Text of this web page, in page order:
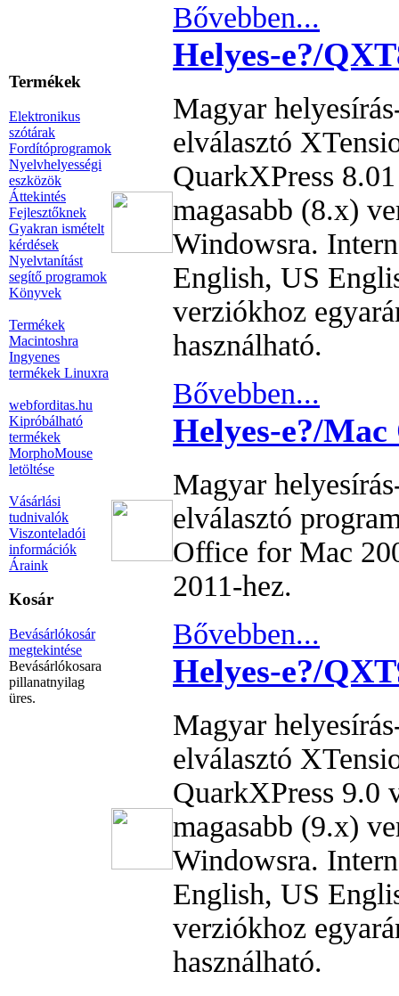
Termékek
Elektronikus
szótárak
Fordítóprogramok
Nyelvhelyességi
eszközök
Áttekintés
Fejlesztőknek
Gyakran ismételt
kérdések
Nyelvtanítást
segítő programok
Könyvek
Termékek
Macintoshra
Ingyenes
termékek Linuxra
webforditas.hu
Kipróbálható
termékek
MorphoMouse
letöltése
Vásárlási
tudnivalók
Viszonteladói
információk
Áraink
Kosár
Bevásárlókosár
megtekintése
Bevásárlókosara
pillanatnyilag
üres.
Bővebben...
Helyes-e?/
Magyar
elválasztó
QuarkXPress
magasabb (8.x)
Windowsra.
English, US
verziókhoz
használható.
Bővebben...
Helyes-e?/Mac
Magyar
elválasztó
Office for Mac
2011-hez.
Bővebben...
Helyes-e?/
Magyar
elválasztó
QuarkXPress 9.0
magasabb (9.x)
Windowsra.
English, US
verziókhoz
használható.